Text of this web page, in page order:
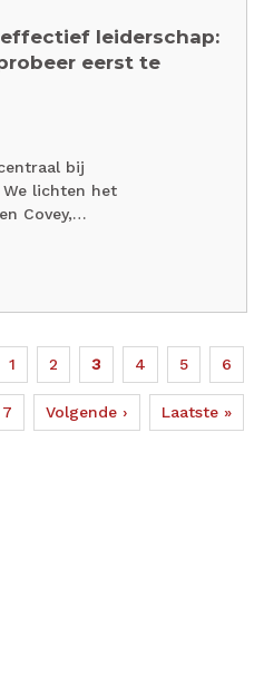
leiderschap:
eerst te
bij
We lichten het
Covey,…
Page
1 Page
2
Huidige
pagina
3 Page
4 Page
5 Page
6
Page
7
Volgende
pagina
Volgende ›
Laatste
pagina
Laatste »